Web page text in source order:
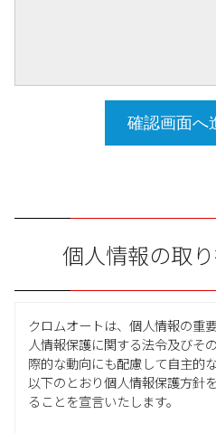
確認画面へ
個人情報の取
クロムオートは、個人情報の重
人情報保護に関する法令及びそ
際的な動向にも配慮して自主的
以下のとおり個人情報保護方針
ることを宣言いたします。